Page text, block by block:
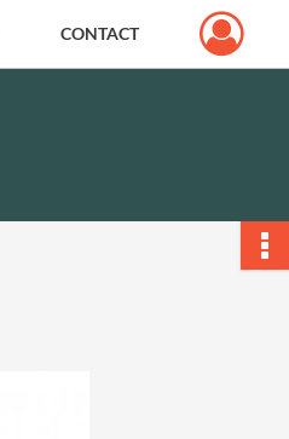
CONTACT